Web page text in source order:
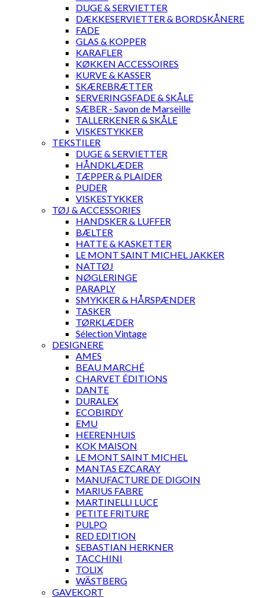
DUGE & SERVIETTER
DÆKKESERVIETTER & BORDSKÅNERE
FADE
GLAS & KOPPER
KARAFLER
KØKKEN ACCESSOIRES
KURVE & KASSER
SKÆREBRÆTTER
SERVERINGSFADE & SKÅLE
SÆBER - Savon de Marseille
TALLERKENER & SKÅLE
VISKESTYKKER
TEKSTILER
DUGE & SERVIETTER
HÅNDKLÆDER
TÆPPER & PLAIDER
PUDER
VISKESTYKKER
TØJ & ACCESSORIES
HANDSKER & LUFFER
BÆLTER
HATTE & KASKETTER
LE MONT SAINT MICHEL JAKKER
NATTØJ
NØGLERINGE
PARAPLY
SMYKKER & HÅRSPÆNDER
TASKER
TØRKLÆDER
Sélection Vintage
DESIGNERE
AMES
BEAU MARCHÉ
CHARVET ÉDITIONS
DANTE
DURALEX
ECOBIRDY
EMU
HEERENHUIS
KOK MAISON
LE MONT SAINT MICHEL
MANTAS EZCARAY
MANUFACTURE DE DIGOIN
MARIUS FABRE
MARTINELLI LUCE
PETITE FRITURE
PULPO
RED EDITION
SEBASTIAN HERKNER
TACCHINI
TOLIX
WÄSTBERG
GAVEKORT